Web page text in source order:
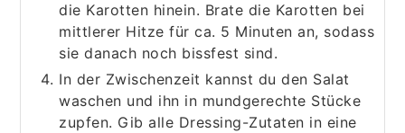
die Karotten hinein. Brate die Karotten bei
mittlerer Hitze für ca. 5 Minuten an, sodass
sie danach noch bissfest sind.
In der Zwischenzeit kannst du den Salat
waschen und ihn in mundgerechte Stücke
zupfen. Gib alle Dressing-Zutaten in eine